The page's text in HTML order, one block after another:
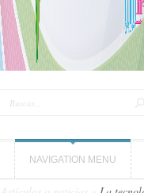
NAVIGATION MENU